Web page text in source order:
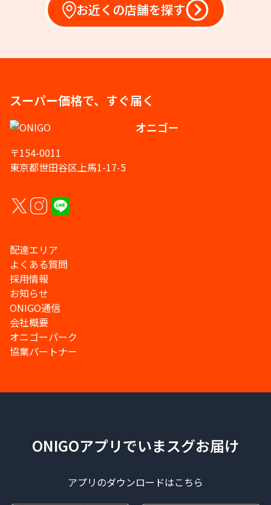
お近くの店舗を探す
スーパー価格で、すぐ届く
オニゴー
〒154-0011
東京都世田谷区上馬1-17-5
配達エリア
よくある質問
採用情報
お知らせ
ONIGO通信
会社概要
オニゴーパーク
協業パートナー
ONIGOアプリでいまスグお届け
アプリのダウンロードはこちら